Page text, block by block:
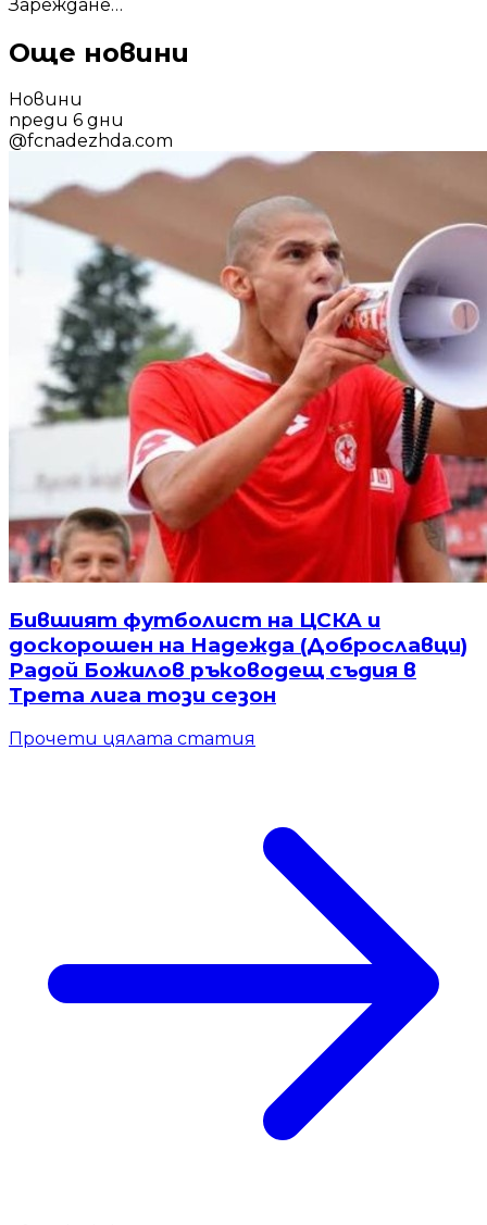
Зареждане…
Още новини
Новини
преди 6 дни
@fcnadezhda.com
Бившият футболист на ЦСКА и
доскорошен на Надежда (Доброславци)
Радой Божилов ръководещ съдия в
Трета лига този сезон
Прочети цялата статия